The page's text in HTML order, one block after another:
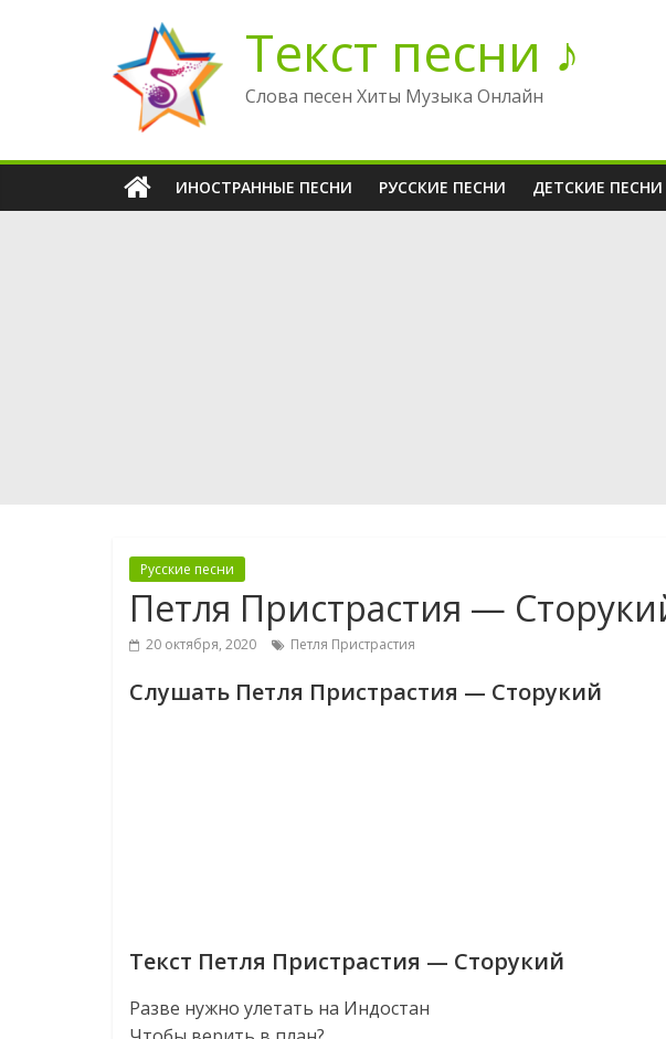
содержимому
Текст песни ♪
Слова песен Хиты Музыка Онлайн
ИНОСТРАННЫЕ ПЕСНИ РУССКИЕ ПЕСНИ ДЕТСКИЕ ПЕСНИ
Русские песни
Петля Пристрастия —
20 октября, 2020 Петля Пристрастия
Слушать Петля Пристрастия — Сторукий
Текст Петля Пристрастия — Сторукий
Разве нужно улетать на Индостан